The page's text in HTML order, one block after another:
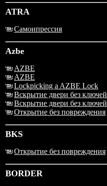
ATRA
Самоипрессия
Azbe
AZBE
AZBE
Lockpicking a AZBE Lock
Вскрытие двери без ключей
Вскрытие двери без ключей
Открытие без повреждения
BKS
Открытие без повреждения
BORDER